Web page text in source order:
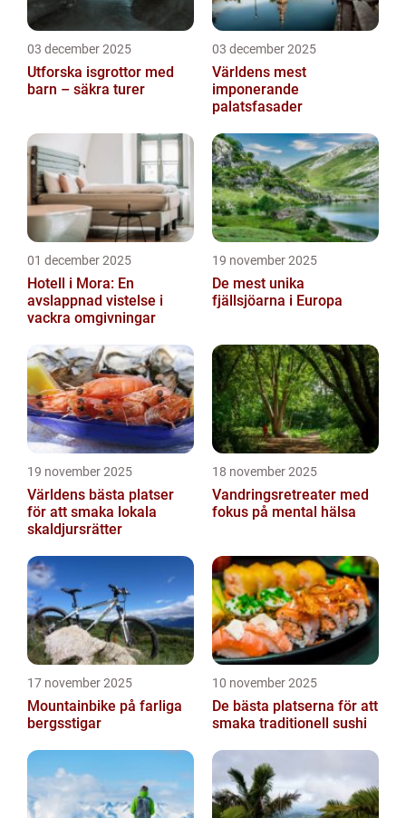
03 december 2025
Utforska isgrottor med
barn – säkra turer
03 december 2025
Världens mest
imponerande
palatsfasader
01 december 2025
Hotell i Mora: En
avslappnad vistelse i
vackra omgivningar
19 november 2025
De mest unika
fjällsjöarna i Europa
19 november 2025
Världens bästa platser
för att smaka lokala
skaldjursrätter
18 november 2025
Vandringsretreater med
fokus på mental hälsa
17 november 2025
Mountainbike på farliga
bergsstigar
10 november 2025
De bästa platserna för att
smaka traditionell sushi